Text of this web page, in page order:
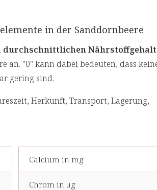
in der Sanddornbeere
durchschnittlichen Nährstoffgehalt
an. "0" kann dabei bedeuten, dass
gering sind.
Herkunft, Transport, Lagerung,
Calcium in mg
Chrom in μg